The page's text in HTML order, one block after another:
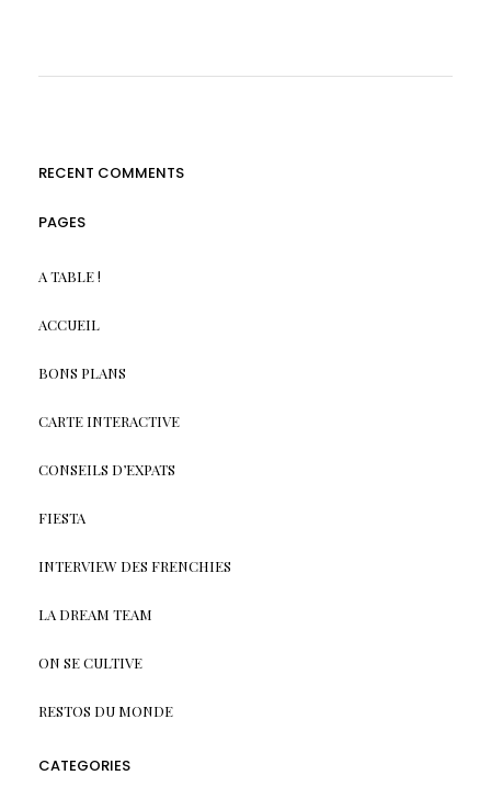
RECENT COMMENTS
PAGES
A TABLE !
ACCUEIL
BONS PLANS
CARTE INTERACTIVE
CONSEILS D’EXPATS
FIESTA
INTERVIEW DES FRENCHIES
LA DREAM TEAM
ON SE CULTIVE
RESTOS DU MONDE
CATEGORIES